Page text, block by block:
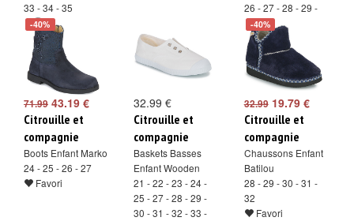
33 - 34 - 35
Favori
26 - 27 - 28 - 29 -
30
Favori
-40%
71.99 43.19 €
Citrouille et
compagnie
Boots Enfant Marko
24 - 25 - 26 - 27
Favori
32.99 €
Citrouille et
compagnie
Baskets Basses
Enfant Wooden
21 - 22 - 23 - 24 -
25 - 27 - 28 - 29 -
30 - 31 - 32 - 33 -
-40%
32.9919.79 €
Citrouille et
compagnie
Chaussons Enfant
Batilou
28 - 29 - 30 - 31 -
32
Favori